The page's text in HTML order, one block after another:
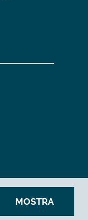
MOSTRA